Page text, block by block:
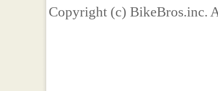
Copyright (c) BikeBros.inc.